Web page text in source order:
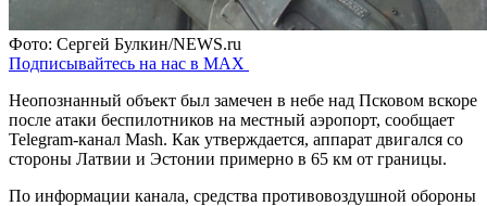
Фото: Сергей Булкин/NEWS.ru
Подписывайтесь на нас в MAX
Неопознанный объект был замечен в небе над Псковом вскоре
после атаки беспилотников на местный аэропорт, сообщает
Telegram-канал Mash. Как утверждается, аппарат двигался со
стороны Латвии и Эстонии примерно в 65 км от границы.
По информации канала, средства противовоздушной обороны